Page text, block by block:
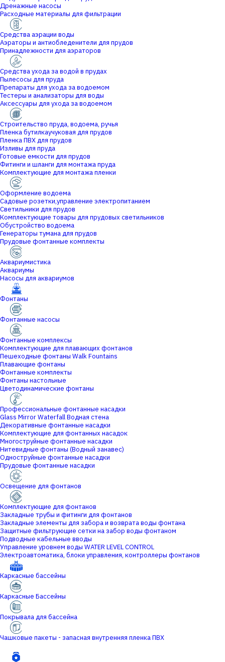
Дренажные насосы
Расходные материалы для фильтрации
Средства аэрации воды
Аэраторы и антиобледенители для прудов
Принадлежности для аэраторов
Средства ухода за водой в прудах
Пылесосы для пруда
Препараты для ухода за водоемом
Тестеры и анализаторы для воды
Аксессуары для ухода за водоемом
Строительство пруда, водоема, ручья
Пленка бутилкаучуковая для прудов
Пленка ПВХ для прудов
Изливы для пруда
Готовые емкости для прудов
Фитинги и шланги для монтажа пруда
Комплектующие для монтажа пленки
Оформление водоема
Садовые розетки,управление электропитанием
Светильники для прудов
Комплектующие товары для прудовых светильников
Обустройство водоема
Генераторы тумана для прудов
Прудовые фонтанные комплекты
Аквариумистика
Аквариумы
Насосы для аквариумов
Фонтаны
Фонтанные насосы
Фонтанные комплексы
Комплектующие для плавающих фонтанов
Пешеходные фонтаны Walk Fountains
Плавающие фонтаны
Фонтанные комплекты
Фонтаны настольные
Цветодинамические фонтаны
Профессиональные фонтанные насадки
Glass Mirror Waterfall Водная стена
Декоративные фонтанные насадки
Комплектующие для фонтанных насадок
Многоструйные фонтанные насадки
Нитевидные фонтаны (Водный занавес)
Одноструйные фонтанные насадки
Прудовые фонтанные насадки
Освещение для фонтанов
Комплектующие для фонтанов
Закладные трубы и фитинги для фонтанов
Закладные элементы для забора и возврата воды фонтана
Защитные фильтрующие сетки на забор воды фонтаном
Подводные кабельные вводы
Управление уровнем воды WATER LEVEL CONTROL
Электроавтоматика, блоки управления, контроллеры фонтанов
Каркасные бассейны
Каркасные Бассейны
Покрывала для бассейна
Чашковые пакеты - запасная внутренняя пленка ПВХ